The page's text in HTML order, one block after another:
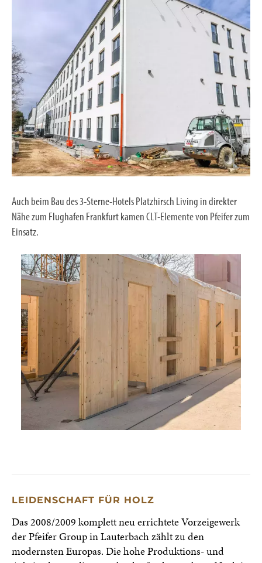
Auch beim Bau des 3-Sterne-Hotels Platzhirsch Living in direkter
Nähe zum Flughafen Frankfurt kamen CLT-Elemente von Pfeifer zum
Einsatz.
LEIDENSCHAFT FÜR HOLZ
Das 2008/2009 komplett neu errichtete Vorzeigewerk
der Pfeifer Group in Lauterbach zählt zu den
modernsten Europas. Die hohe Produktions- und